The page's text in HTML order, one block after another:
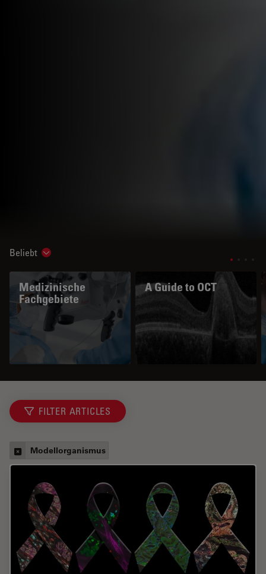
Beliebt Show subnavigation
Medizinische
Fachgebiete
A Guide to OCT
FILTER ARTICLES
Modellorganismus